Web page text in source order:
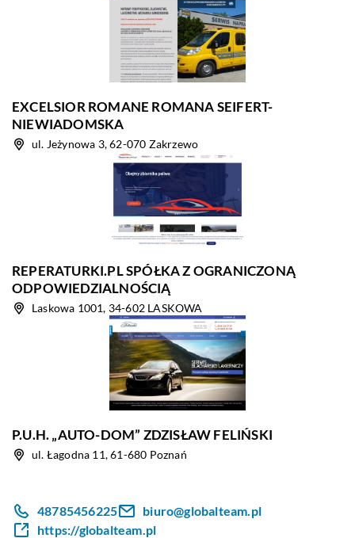
EXCELSIOR ROMANE ROMANA SEIFERT-
NIEWIADOMSKA
ul. Jeżynowa 3, 62-070 Zakrzewo
REPERATURKI.PL SPÓŁKA Z OGRANICZONĄ
ODPOWIEDZIALNOŚCIĄ
Laskowa 1001, 34-602 LASKOWA
P.U.H. „AUTO-DOM” ZDZISŁAW FELIŃSKI
ul. Łagodna 11, 61-680 Poznań
48785456225
biuro@globalteam.pl
https://globalteam.pl